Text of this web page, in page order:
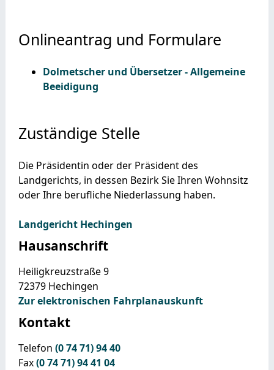
Onlineantrag und Formulare
Dolmetscher und Übersetzer - Allgemeine
Beeidigung
Zuständige Stelle
Die Präsidentin oder der Präsident des
Landgerichts, in dessen Bezirk Sie Ihren Wohnsitz
oder Ihre berufliche Niederlassung haben.
Landgericht Hechingen
Hausanschrift
Heiligkreuzstraße 9
72379 Hechingen
Zur elektronischen Fahrplanauskunft
Kontakt
Telefon (07471) 9440
Fax(07471) 9441 04